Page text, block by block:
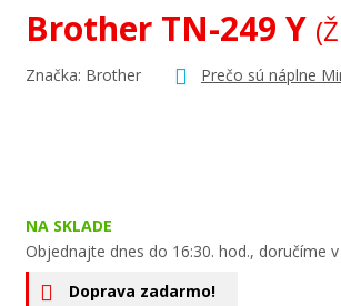
Brother TN-249 Y
Značka: Brother Prečo sú náplne
NA SKLADE
Objednajte dnes do 16:30. hod., doručíme
Doprava zadarmo!